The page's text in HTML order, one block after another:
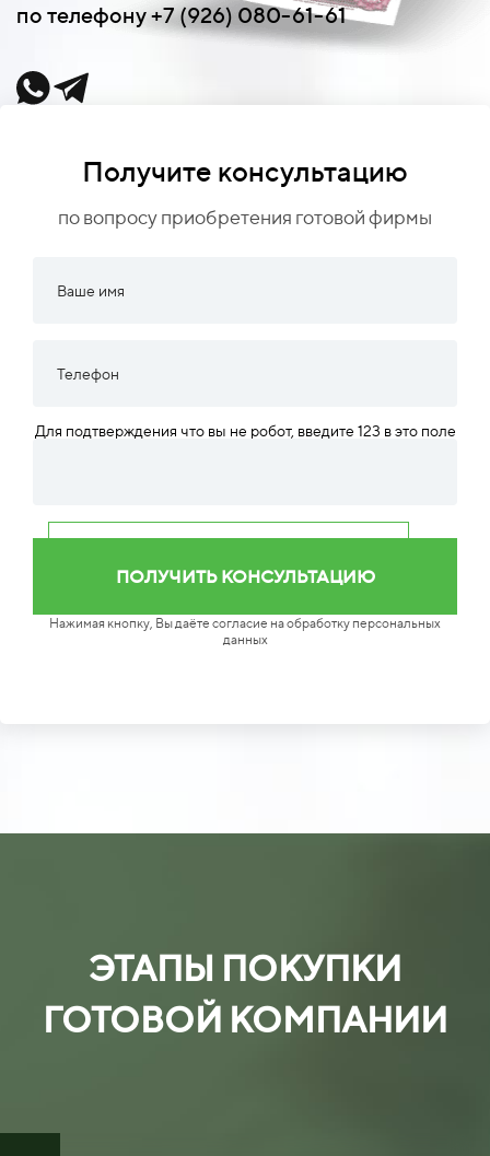
по телефону +7 (926) 080-61-61
Получите консультацию
по вопросу приобретения готовой фирмы
Для подтверждения что вы не робот, введите 123 в это поле
Нажимая кнопку, Вы даёте согласие на обработку персональных
данных
ЭТАПЫ ПОКУПКИ
ГОТОВОЙ КОМПАНИИ